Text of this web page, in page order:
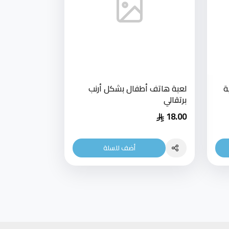
لعبة هاتف أطفال بشكل أرنب
برتقالي
18.00
أضف للسلة